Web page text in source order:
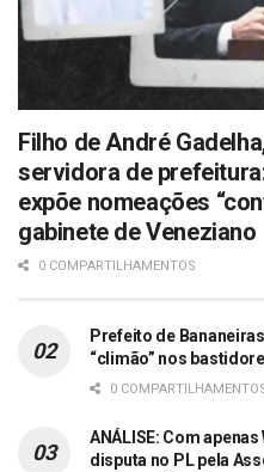
Filho de André
servidora de
expõe nomeações
gabinete de Veneziano
0 COMPARTILHAMENTOS
Prefeito de
“climão” nos
0
ANÁLISE: Com
disputa no PL pela